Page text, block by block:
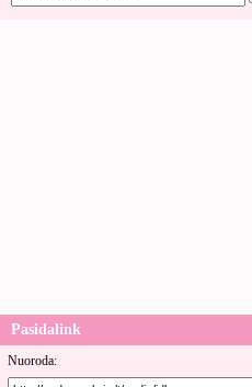
Pasidalink
Nuoroda: